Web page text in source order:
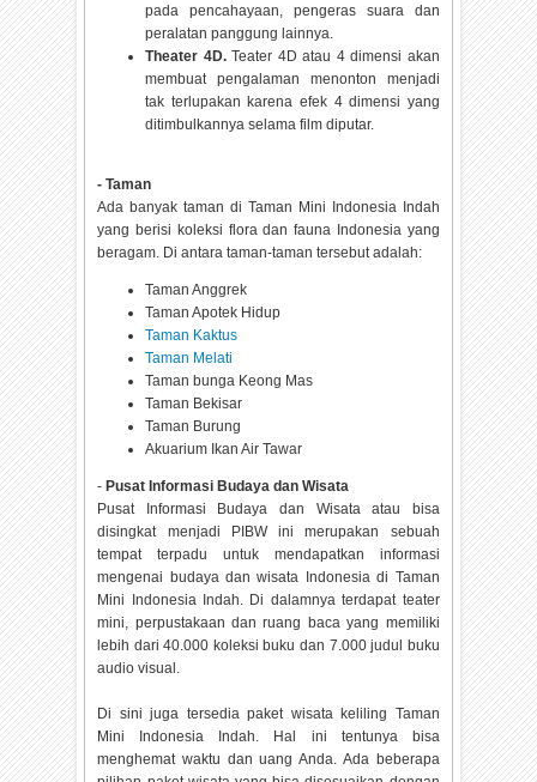
pada pencahayaan, pengeras suara dan
peralatan panggung lainnya.
Theater 4D.Teater 4D atau 4 dimensi akan
membuat pengalaman menonton menjadi
tak terlupakan karena efek 4 dimensi yang
ditimbulkannya selama film diputar.
- Taman
Ada banyak taman di Taman Mini Indonesia Indah
yang berisi koleksi flora dan fauna Indonesia yang
beragam. Di antara taman-taman tersebut adalah:
Taman Anggrek
Taman Apotek Hidup
Taman Kaktus
Taman Melati
Taman bunga Keong Mas
Taman Bekisar
Taman Burung
Akuarium Ikan Air Tawar
- Pusat Informasi Budaya dan Wisata
Pusat Informasi Budaya dan Wisata atau bisa
disingkat menjadi PIBW ini merupakan sebuah
tempat terpadu untuk mendapatkan informasi
mengenai budaya dan wisata Indonesia di Taman
Mini Indonesia Indah. Di dalamnya terdapat teater
mini, perpustakaan dan ruang baca yang memiliki
lebih dari 40.000 koleksi buku dan 7.000 judul buku
audio visual.
Di sini juga tersedia paket wisata keliling Taman
Mini Indonesia Indah. Hal ini tentunya bisa
menghemat waktu dan uang Anda. Ada beberapa